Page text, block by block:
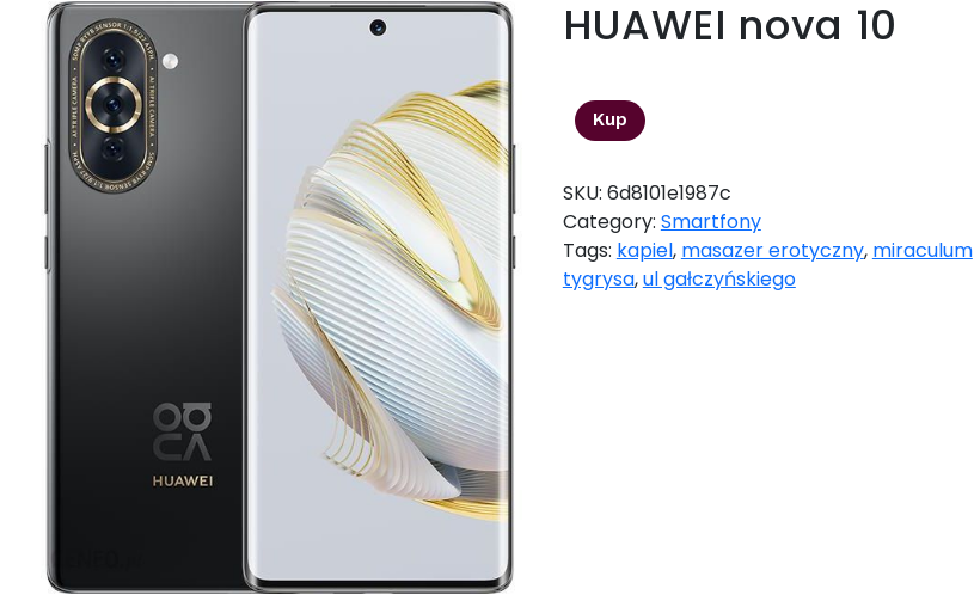
HUAWEI nova 10
Kup
SKU: 6d8101e1987c
Category: Smartfony
Tags: kapiel, masazer erotyczny, miraculum
tygrysa,ul gałczyńskiego